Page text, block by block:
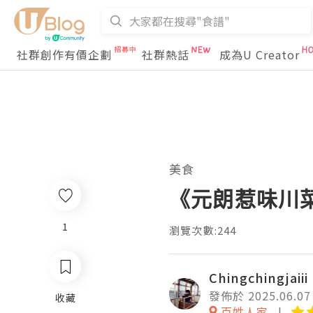
社群創作有價企劃 社群熱話 成為U Creator
1
收藏
美食
《元朗惹味川
瀏覽次數:244
Chingchingjaiii
發佈於 2025.06.07